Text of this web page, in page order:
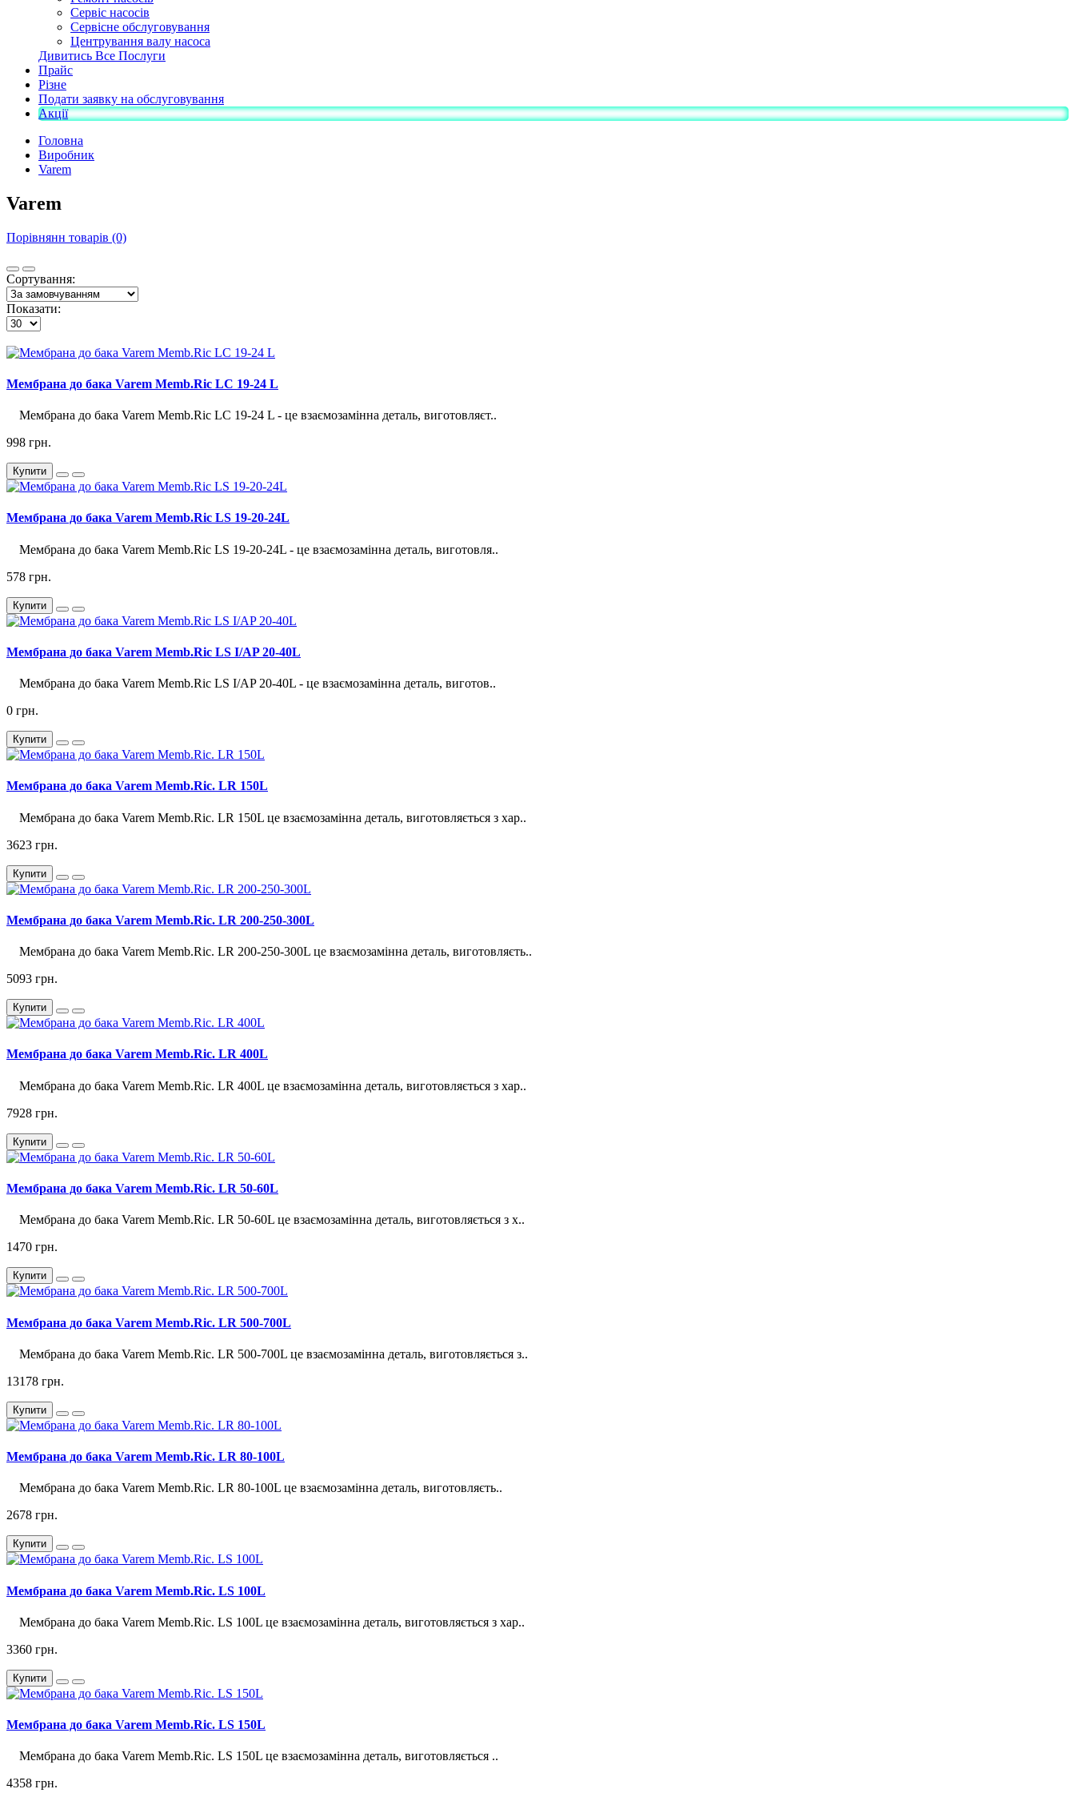
Сервіс насосів
Сервісне обслуговування
Центрування валу насоса
Дивитись Все Послуги
Прайс
Різне
Подати заявку на обслуговування
Акції
Головна
Виробник
Varem
Varem
Порівнянн товарів (0)
Сортування:
Показати:
Мембрана до бака Varem Memb.Ric LC 19-24 L
Мембрана до бака Varem Memb.Ric LC 19-24 L - це взаємозамінна деталь, виготовляєт..
998 грн.
Купити
Мембрана до бака Varem Memb.Ric LS 19-20-24L
Мембрана до бака Varem Memb.Ric LS 19-20-24L - це взаємозамінна деталь, виготовля..
578 грн.
Купити
Мембрана до бака Varem Memb.Ric LS I/AP 20-40L
Мембрана до бака Varem Memb.Ric LS I/AP 20-40L - це взаємозамінна деталь, виготов..
0 грн.
Купити
Мембрана до бака Varem Memb.Ric. LR 150L
Мембрана до бака Varem Memb.Ric. LR 150L це взаємозамінна деталь, виготовляється з хар..
3623 грн.
Купити
Мембрана до бака Varem Memb.Ric. LR 200-250-300L
Мембрана до бака Varem Memb.Ric. LR 200-250-300L це взаємозамінна деталь, виготовляєть..
5093 грн.
Купити
Мембрана до бака Varem Memb.Ric. LR 400L
Мембрана до бака Varem Memb.Ric. LR 400L це взаємозамінна деталь, виготовляється з хар..
7928 грн.
Купити
Мембрана до бака Varem Memb.Ric. LR 50-60L
Мембрана до бака Varem Memb.Ric. LR 50-60L це взаємозамінна деталь, виготовляється з х..
1470 грн.
Купити
Мембрана до бака Varem Memb.Ric. LR 500-700L
Мембрана до бака Varem Memb.Ric. LR 500-700L це взаємозамінна деталь, виготовляється з..
13178 грн.
Купити
Мембрана до бака Varem Memb.Ric. LR 80-100L
Мембрана до бака Varem Memb.Ric. LR 80-100L це взаємозамінна деталь, виготовляєть..
2678 грн.
Купити
Мембрана до бака Varem Memb.Ric. LS 100L
Мембрана до бака Varem Memb.Ric. LS 100L це взаємозамінна деталь, виготовляється з хар..
3360 грн.
Купити
Мембрана до бака Varem Memb.Ric. LS 150L
Мембрана до бака Varem Memb.Ric. LS 150L це взаємозамінна деталь, виготовляється ..
4358 грн.